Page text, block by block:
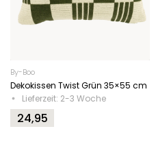
By-Boo
Dekokissen Twist Grün 35×55 cm
Lieferzeit: 2-3 Woche
24,95